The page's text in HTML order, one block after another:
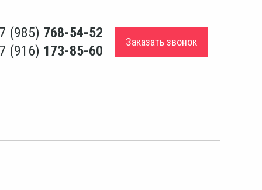
(985) 768-54-52
(916) 173-85-60
Заказать звонок